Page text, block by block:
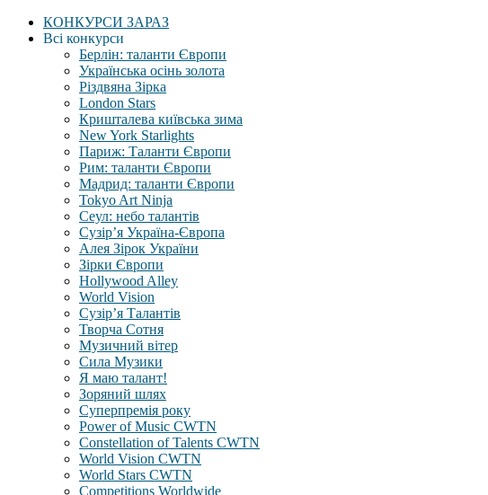
КОНКУРСИ ЗАРАЗ
Всі конкурси
Берлін: таланти Європи
Українська осінь золота
Різдвяна Зірка
London Stars
Кришталева київська зима
New York Starlights
Париж: Таланти Європи
Рим: таланти Європи
Мадрид: таланти Європи
Tokyo Art Ninja
Сеул: небо талантів
Сузір’я Україна-Європа
Алея Зірок України
Зірки Європи
Hollywood Alley
World Vision
Сузір’я Талантів
Творча Сотня
Музичний вітер
Сила Музики
Я маю талант!
Зоряний шлях
Суперпремія року
Power of Music CWTN
Constellation of Talents CWTN
World Vision CWTN
World Stars CWTN
Competitions Worldwide